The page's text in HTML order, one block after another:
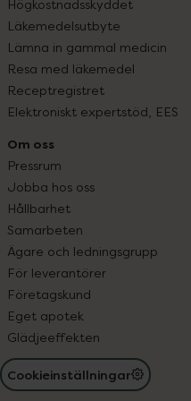
Högkostnadsskyddet
Läkemedelsutbyte
Lämna in gammal medicin
Resa med läkemedel
Receptregistret
Elektroniskt expertstöd, EES
Om oss
Pressrum
Jobba hos oss
Hållbarhet
Samarbeten
Ägare och ledningsgrupp
För leverantörer
Företagskund
Eget apotek
Glädjeeffekten
Cookieinställningar